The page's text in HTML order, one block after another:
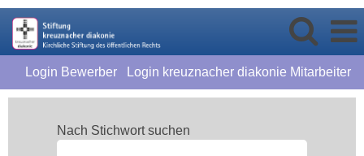
Login Bewerber Login kreuznacher diakonie Mitarbeiter
Nach Stichwort suchen